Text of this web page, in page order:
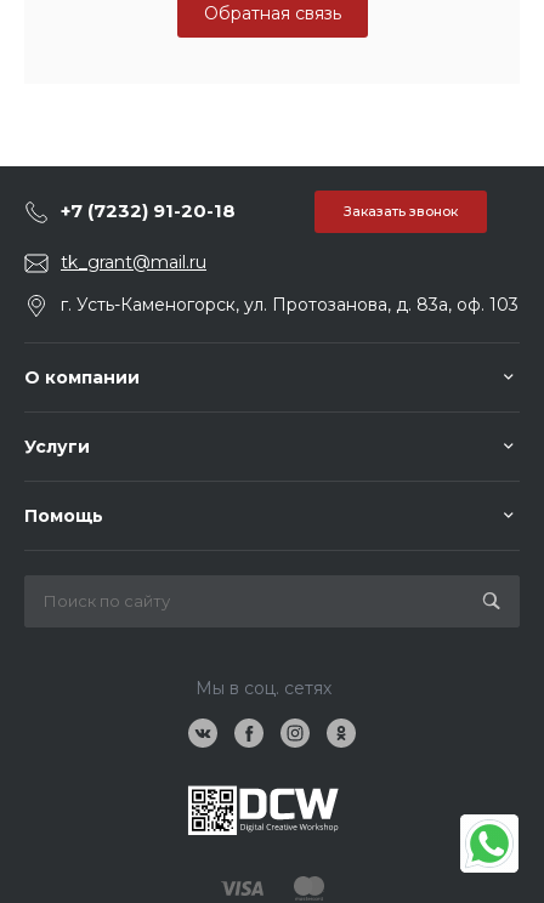
Обратная связь
+7 (7232) 91-20-18 Заказать звонок
tk_grant@mail.ru
г. Усть-Каменогорск, ул. Протозанова, д. 83а, оф. 103
О компании
Услуги
Помощь
Мы в соц. сетях